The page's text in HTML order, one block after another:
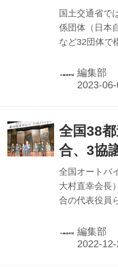
／国交省
国土交通省で
係団体（日本
など32団体で
る。その一環
等が定める「
は啓発活動や
により、違法
の排除を集中
編集部
全国38
合、3協
車業界環
／AJ通
全国オートバ
大村直幸会長
合の代表役員
ル東京で「第
た。議案審議
編集部